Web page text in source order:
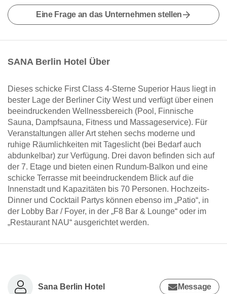
Eine Frage an das Unternehmen stellen
SANA Berlin Hotel Über
Dieses schicke First Class 4-Sterne Superior Haus liegt in
bester Lage der Berliner City West und verfügt über einen
beeindruckenden Wellnessbereich (Pool, Finnische
Sauna, Dampfsauna, Fitness und Massageservice). Für
Veranstaltungen aller Art stehen sechs moderne und
ruhige Räumlichkeiten mit Tageslicht (bei Bedarf auch
abdunkelbar) zur Verfügung. Drei davon befinden sich auf
der 7. Etage und bieten einen Rundum-Balkon und eine
schicke Terrasse mit beeindruckendem Blick auf die
Innenstadt und Kapazitäten bis 70 Personen. Hochzeits-
Dinner und Cocktail Partys können ebenso im „Patio“, in
der Lobby Bar / Foyer, in der „F8 Bar & Lounge“ oder im
„Restaurant NAU“ ausgerichtet werden.
Sana Berlin Hotel Message